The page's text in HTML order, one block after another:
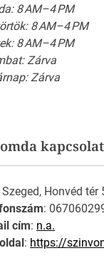
8 AM–4 PM
8 AM–4 PM
8 AM–4 PM
Zárva
Zárva
Szeged, Honvéd tér
:
cím: n.a.
: https://